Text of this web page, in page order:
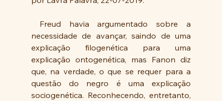
necessidade de avançar, saindo de uma
explicação filogenética para uma
explicação ontogenética, mas Fanon diz
que, na verdade, o que se requer para a
questão do negro é uma explicação
sociogenética. Reconhecendo, entretanto,